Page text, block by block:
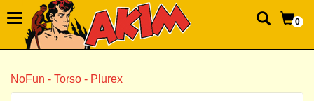
0
NoFun - Torso - Plurex